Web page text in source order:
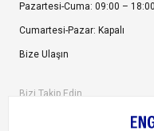
Pazartesi-Cuma: 09:00 – 18:00
Cumartesi-Pazar: Kapalı
Bize Ulaşın
Bizi Takip Edin